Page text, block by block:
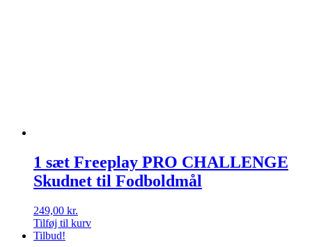
1 sæt Freeplay PRO CHALLENGE
Skudnet til Fodboldmål
249,00 kr.
Tilføj til kurv
Tilbud!